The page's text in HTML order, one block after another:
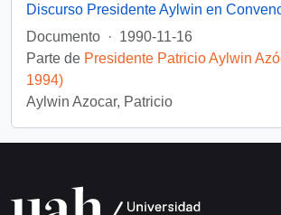
Documento · 1990-11-16
Parte de Presidente Patricio Aylwin
1994)
Aylwin Azocar, Patricio